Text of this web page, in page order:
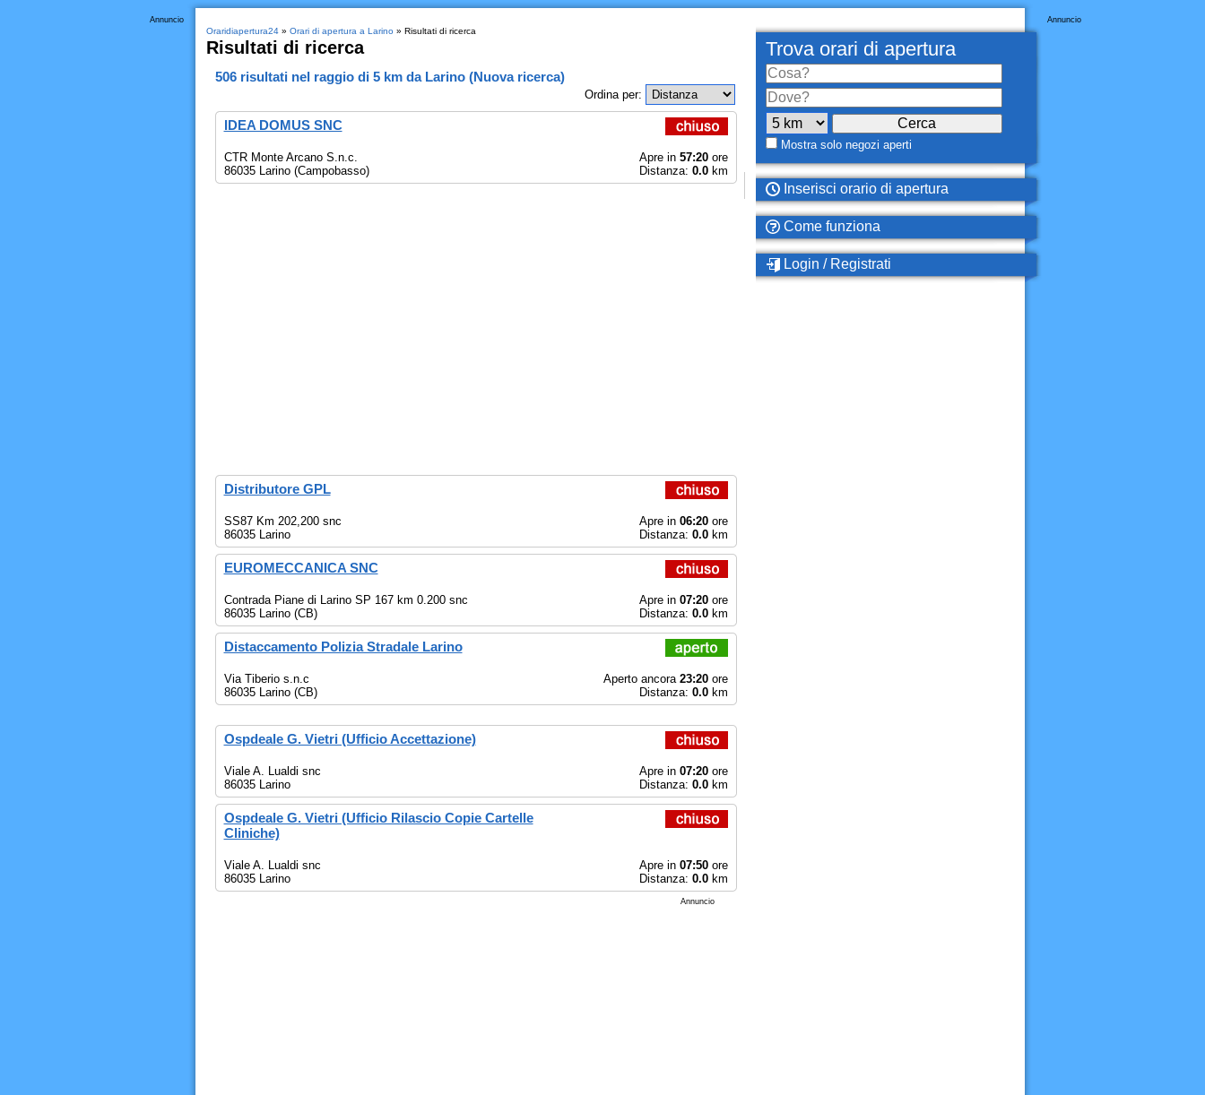
Annuncio
Oraridiapertura24» Orari di apertura a Larino» Risultati di ricerca
Risultati di ricerca
506risultati nel raggio di 5 kmda Larino (Nuova ricerca)
Ordina per:
IDEA DOMUS SNC
CTR Monte Arcano S.n.c.
86035 Larino (Campobasso)
Apre in 57:20ore
Distanza: 0.0km
Distributore GPL
SS87 Km 202,200 snc
86035 Larino
Apre in 06:20ore
Distanza: 0.0km
EUROMECCANICA SNC
Contrada Piane di Larino SP 167 km 0.200 snc
86035 Larino (CB)
Apre in 07:20ore
Distanza: 0.0km
Distaccamento Polizia Stradale Larino
Via Tiberio s.n.c
86035 Larino (CB)
Aperto ancora 23:20ore
Distanza: 0.0km
Ospdeale G. Vietri (Ufficio Accettazione)
Viale A. Lualdi snc
86035 Larino
Apre in 07:20ore
Distanza: 0.0km
Ospdeale G. Vietri (Ufficio Rilascio Copie Cartelle
Cliniche)
Viale A. Lualdi snc
86035 Larino
Apre in 07:50ore
Distanza: 0.0km
Annuncio
Annuncio
Trova orari di apertura
Mostra solo negozi aperti
Inserisci orario di apertura
Come funziona
Login / Registrati